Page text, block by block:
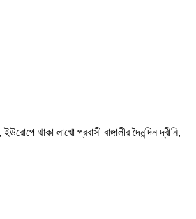
থাকা লাখো প্রবাসী বাঙ্গালীর দৈনন্দিন দ্বীনি,